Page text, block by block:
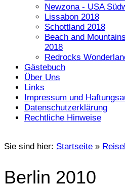
Newzona - USA
Lissabon 2018
Schottland 2018
Beach and
2018
Redrocks
Gästebuch
Über Uns
Links
Impressum und
Datenschutzerklärung
Rechtliche Hinweise
Sie sind hier: Startseite »
Berlin 2010